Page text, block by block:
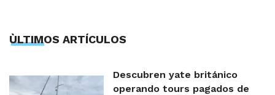
ÙLTIMOS ARTÍCULOS
Descubren yate británico
operando tours pagados de